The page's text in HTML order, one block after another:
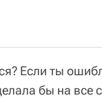
Если ты
бы на все